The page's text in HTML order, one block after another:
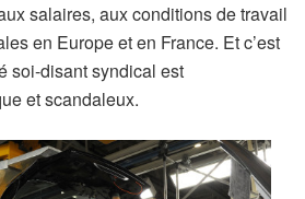
salaires, aux conditions de travail
en Europe et en France. Et c’est
soi-disant syndical est
et scandaleux.